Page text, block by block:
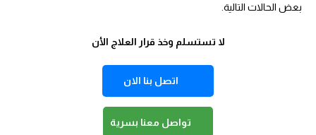
بعض الحالات التالية.
لا تستسلم وخذ قرار العلاج الأن
اتصل بنا الان
تواصل معنا بسرية